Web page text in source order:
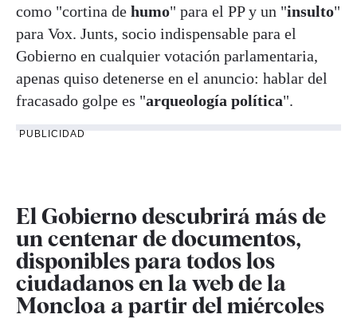
como "cortina de humo" para el PP y un "insulto"
para Vox. Junts, socio indispensable para el
Gobierno en cualquier votación parlamentaria,
apenas quiso detenerse en el anuncio: hablar del
fracasado golpe es "arqueología política".
PUBLICIDAD
El Gobierno descubrirá más de
un centenar de documentos,
disponibles para todos los
ciudadanos en la web de la
Moncloa a partir del miércoles